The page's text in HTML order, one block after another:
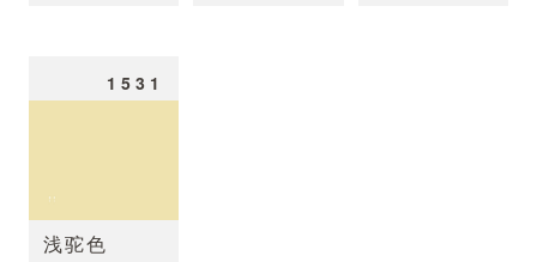
1531
浅驼色